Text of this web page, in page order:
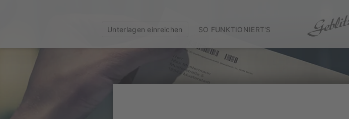
Unterlagen einreichen SO FUNKTIONIERT'S